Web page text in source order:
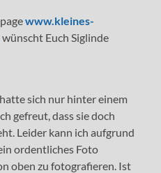
www.kleines-
wünscht Euch Siglinde
hatte sich nur hinter einem
gefreut, dass sie doch
Leider kann ich aufgrund
ordentliches Foto
oben zu fotografieren. Ist